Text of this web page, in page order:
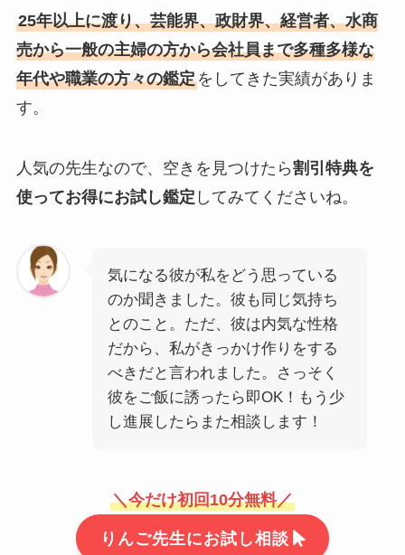
25年以上に渡り、芸能界、政財界、経営者、水商
売から一般の主婦の方から会社員まで多種多様な
年代や職業の方々の鑑定をしてきた実績がありま
す。
人気の先生なので、空きを見つけたら割引特典を
使ってお得にお試し鑑定 してみてくださいね。
気になる彼が私をどう思っている
のか聞きました。彼も同じ気持ち
とのこと。ただ、彼は内気な性格
だから、私がきっかけ作りをする
べきだと言われました。さっそく
彼をご飯に誘ったら即OK！もう少
し進展したらまた相談します！
＼今だけ初回10分無料／
りんご先生にお試し相談